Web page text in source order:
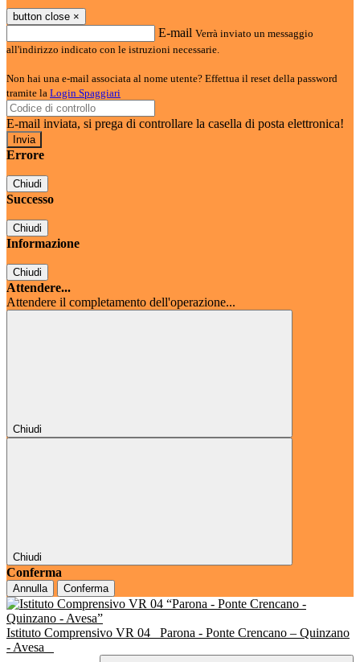
button close ×
E-mail Verrà inviato un messaggio
all'indirizzo indicato con le istruzioni necessarie.
Non hai una e-mail associata al nome utente? Effettua il reset della password
tramite la Login Spaggiari
E-mail inviata, si prega di controllare la casella di posta elettronica!
Errore
Chiudi
Successo
Chiudi
Informazione
Chiudi
Attendere...
Attendere il completamento dell'operazione...
Chiudi
Chiudi
Conferma
Annulla Conferma
Istituto Comprensivo VR 04
Parona - Ponte Crencano – Quinzano
- Avesa